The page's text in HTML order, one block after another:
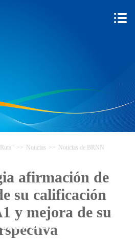
de "la Franja y
>> Noticias >> Noticias de BRNN
afirmación de
su calificación
y mejora de su